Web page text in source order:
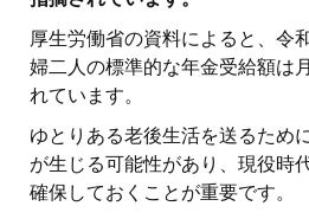
厚生労働省の資料によると、令
婦二人の標準的な年金受給額は
れています。
ゆとりある老後生活を送るため
が生じる可能性があり、現役時
確保しておくことが重要です。